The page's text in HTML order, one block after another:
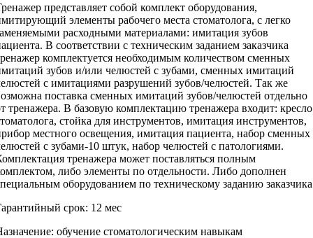
представляет собой комплект оборудования,
элементы рабочего места стоматолога, с легко
расходными материалами: имитация зубов
В соответствии с техническим заданием заказчика
комплектуется необходимым количеством сменных
зубов и/или челюстей с зубами, сменных имитаций
с имитациями разрушений зубов/челюстей. Так же
поставка сменных имитаций зубов/челюстей отдельно
тренажера. В базовую комплектацию тренажера входит: кресло
стойка для инструментов, имитация инструментов,
местного освещения, имитация пациента, набор сменных
с зубами-10 штук, набор челюстей с патологиями.
тренажера может поставляться полным
либо элементы по отдельности. Либо дополнен
оборудованием по техническому заданию заказчика
срок: 12 мес
обучение стоматологическим навыкам